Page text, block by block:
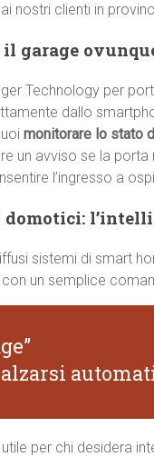
nostri clienti in
garage
Technology per
dallo
monitorare lo stato
un avviso se la
l’ingresso a
sistemi di smart
un semplice
per chi desidera